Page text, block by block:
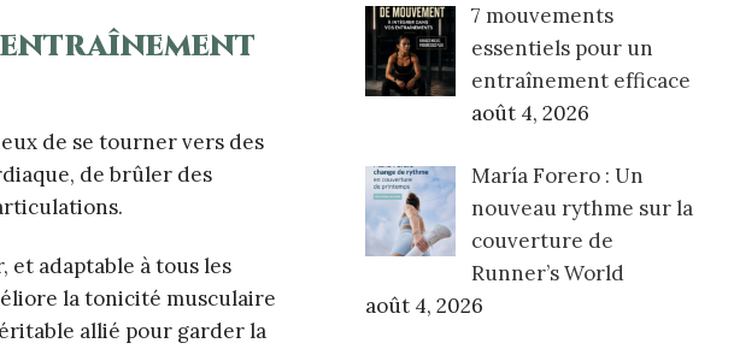
de se tourner vers des
de brûler des
et adaptable à tous les
la tonicité musculaire
allié pour garder la
7 mouvements
essentiels pour un
entraînement efficace
août 4, 2026
María Forero : Un
nouveau rythme sur la
couverture de
Runner’s World
août 4, 2026